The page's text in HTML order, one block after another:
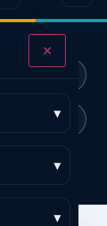
✕
▾
▾
▾
3D and AR